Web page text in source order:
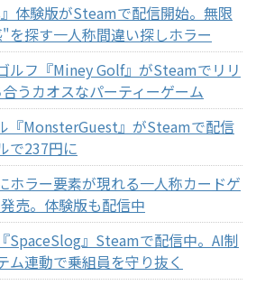
体験版がSteamで配信開始。無限
を探す一人称間違い探しホラー
ルフ『Miney Golf』がSteamでリリ
うカオスなパーティーゲーム
『MonsterGuest』がSteamで配信
で237円に
ホラー要素が現れる一人称カードゲ
売。体験版も配信中
SpaceSlog』Steamで配信中。AI制
ム連動で乗組員を守り抜く